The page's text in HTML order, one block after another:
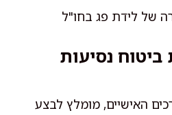
של לידת פג בחו"ל
נסיעות
האישיים, מומלץ לבצע